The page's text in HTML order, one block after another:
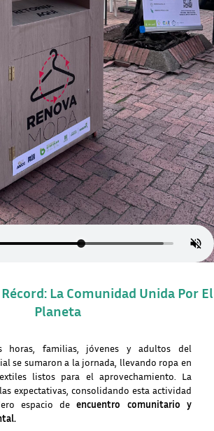
La Comunidad Unida Por El
Planeta
horas, familias, jóvenes y adultos del
se sumaron a la jornada, llevando ropa en
listos para el aprovechamiento. La
expectativas, consolidando esta actividad
espacio deencuentro comunitario y